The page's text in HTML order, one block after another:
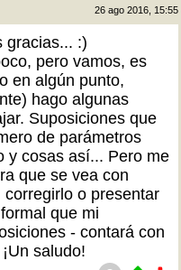
26 ago 2016, 15:55
gracias... :)
pero vamos, es
en algún punto,
hago algunas
Suposiciones que
de parámetros
y cosas así... Pero me
que se vea con
o presentar
que mi
- contará con
saludo!